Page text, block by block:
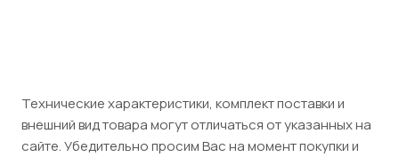
Технические характеристики, комплект поставки и
внешний вид товара могут отличаться от указанных на
сайте. Убедительно просим Вас на момент покупки и